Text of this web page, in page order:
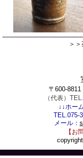
＞
〒600-
（代表）
↓↓ホー
TEL.075-
メール：
【お